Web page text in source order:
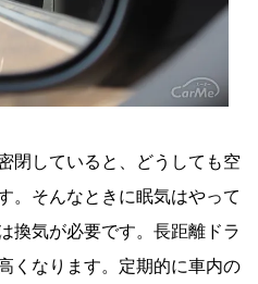
閉していると、どうしても空
。そんなときに眠気はやって
換気が必要です。長距離ドラ
くなります。定期的に車内の